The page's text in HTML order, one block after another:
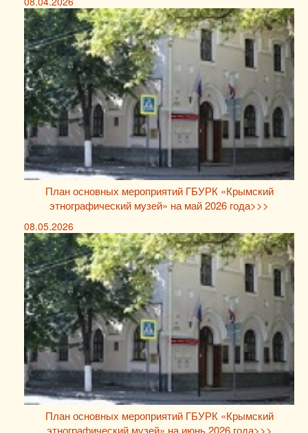
План основных мероприятий ГБУРК «Крымский
этнографический музей» на май 2026 года>>>
08.05.2026
План основных мероприятий ГБУРК «Крымский
этнографический музей» на июнь 2026 года>>>